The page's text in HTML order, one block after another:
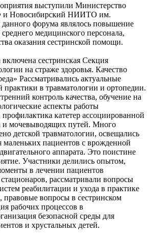
выступили Министерство
и Новосибирский НИИТО им.
форума являлось повышение
медицинского персонала,
оказания сестринской помощи.
сестринская Секция
на страже здоровья. Качество
Рассматривались актуальные
практики в травматологии и ортопедии.
контроль качества, обучение на
аспекты работы
катетер ассоциированной
и мочевыводящих путей. Много
детской травматологии, освещались
маленьких пациентов с врожденной
аппарата. Это поистине
Участники делились опытом,
в лечении пациентов
рассматривали вопросы
реабилитации и ухода в практике
правовые вопросы в сестринском
рабочих процессов в
безопасной среды для
и хрустальных детей.